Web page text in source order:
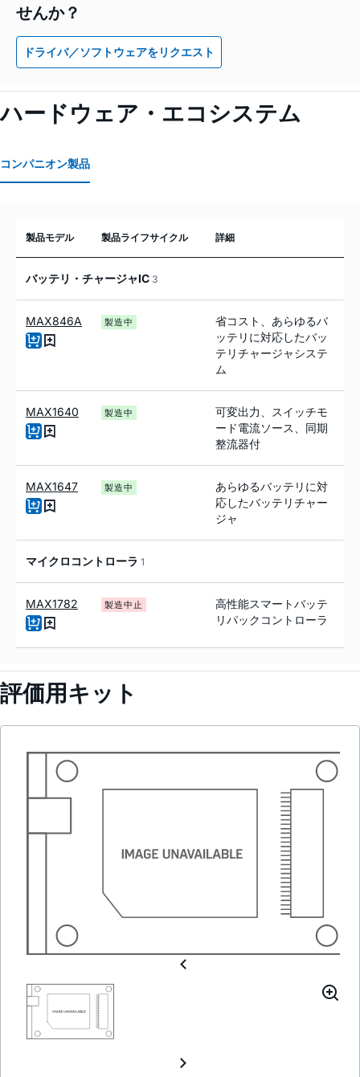
せんか？
ドライバ／ソフトウェアをリクエスト
ハードウェア・エコシステム
コンパニオン製品
製品モデル 製品ライフサイクル 詳細
バッテリ・チャージャIC 3
MAX846A 製造中
省コスト、あらゆるバ
ッテリに対応したバッ
テリチャージャシステ
ム
MAX1640 製造中
可変出力、スイッチモ
ード電流ソース、同期
整流器付
MAX1647 製造中
あらゆるバッテリに対
応したバッテリチャー
ジャ
マイクロコントローラ 1
MAX1782 製造中止
高性能スマートバッテ
リパックコントローラ
評価用キット